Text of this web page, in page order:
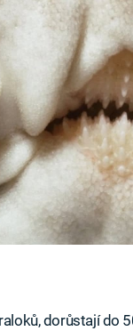
dorůstají do